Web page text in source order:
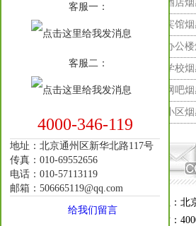
酒店
宾馆
办公
学校
网吧
小区
地址：
电话：
客服一：
客服二：
4000-346-119
地址：北京通州区新华北路117号
传真：010-69552656
电话：010-57113119
邮箱：506665119@qq.com
给我们留言
在
线
客
服